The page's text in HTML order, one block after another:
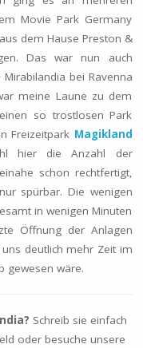
Movie Park Germany
dem Hause Preston &
Das war nun auch
bei Ravenna
meine Laune zu dem
so trostlosen Park
Freizeitpark Magikland
hier die Anzahl der
schon rechtfertigt,
spürbar. Die wenigen
in wenigen Minuten
Öffnung der Anlagen
deutlich mehr Zeit im
gewesen wäre.
Schreib sie einfach
oder besuche unsere